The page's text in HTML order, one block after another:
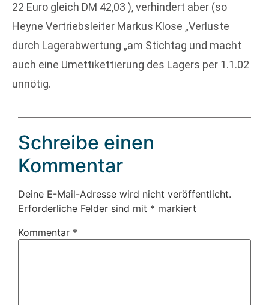
22 Euro gleich DM 42,03 ), verhindert aber (so
Heyne Vertriebsleiter Markus Klose „Verluste
durch Lagerabwertung „am Stichtag und macht
auch eine Umettikettierung des Lagers per 1.1.02
unnötig.
Schreibe einen
Kommentar
Deine E-Mail-Adresse wird nicht veröffentlicht.
Erforderliche Felder sind mit * markiert
Kommentar *